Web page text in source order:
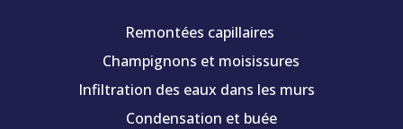
Remontées capillaires
Champignons et moisissures
Infiltration des eaux dans les murs
Condensation et buée